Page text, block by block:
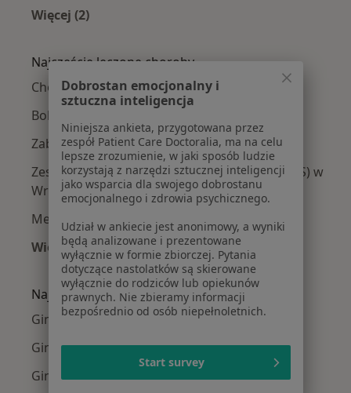
Więcej (2)
Najczęście leczone choroby
Choroby ginekologiczne w Wrocławiu
Bolesne miesiączkowanie w Wrocławiu
Zaburzenia miesiączkowania w Wrocławiu
Zespół policystycznych jajników (PCOS / PMOS) w
Wrocławiu
Menopauza w Wrocławiu
Więcej (15)
Więcej w kategorii: Najczęście leczone
Najpopularniejsze ubezpieczenia
Ginekolodzy z Allianz w Wrocławiu
Ginekolodzy z NFZ w Wrocławiu
Ginekolodzy z Medicover w Wrocławiu
Dobrostan emocjonalny i
sztuczna inteligencja
Niniejsza ankieta, przygotowana przez
zespół Patient Care Doctoralia, ma na celu
lepsze zrozumienie, w jaki sposób ludzie
korzystają z narzędzi sztucznej inteligencji
jako wsparcia dla swojego dobrostanu
emocjonalnego i zdrowia psychicznego.
Udział w ankiecie jest anonimowy, a wyniki
będą analizowane i prezentowane
wyłącznie w formie zbiorczej. Pytania
dotyczące nastolatków są skierowane
wyłącznie do rodziców lub opiekunów
prawnych. Nie zbieramy informacji
bezpośrednio od osób niepełnoletnich.
Start survey